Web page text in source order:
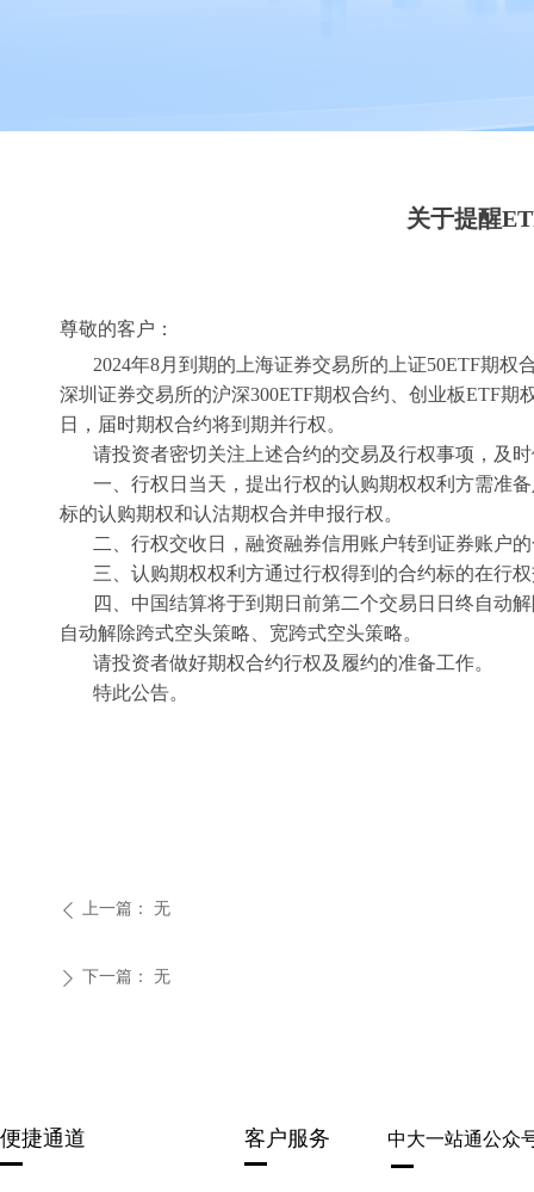
关于提醒
尊敬的客户：
2024年8月到期的上海证券交易所的上证50ETF期权
深圳证券交易所的沪深300ETF期权合约、创业板ETF期
日，届时期权合约将到期并行权。
请投资者密切关注上述合约的交易及行权事项，及时
一、行权日当天，提出行权的认购期权权利方需准备
标的认购期权和认沽期权合并申报行权。
二、行权交收日，融资融券信用账户转到证券账户的
三、认购期权权利方通过行权得到的合约标的在行权
四、中国结算将于到期日前第二个交易日日终自动解
自动解除跨式空头策略、宽跨式空头策略。
请投资者做好期权合约行权及履约的准备工作。
特此公告。
ꄴ 上一篇： 无
ꄲ 下一篇： 无
便捷通道 客户服务 中大一站通公众